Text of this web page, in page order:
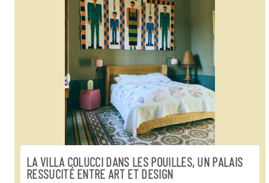
LA VILLA COLUCCI DANS LES POUILLES, UN PALAIS
RESSUCITÉ ENTRE ART ET DESIGN